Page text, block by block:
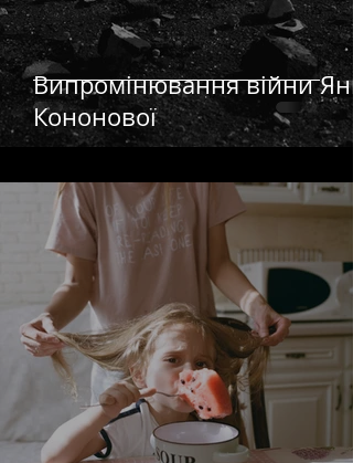
Випромінювання війни Яни
Кононової